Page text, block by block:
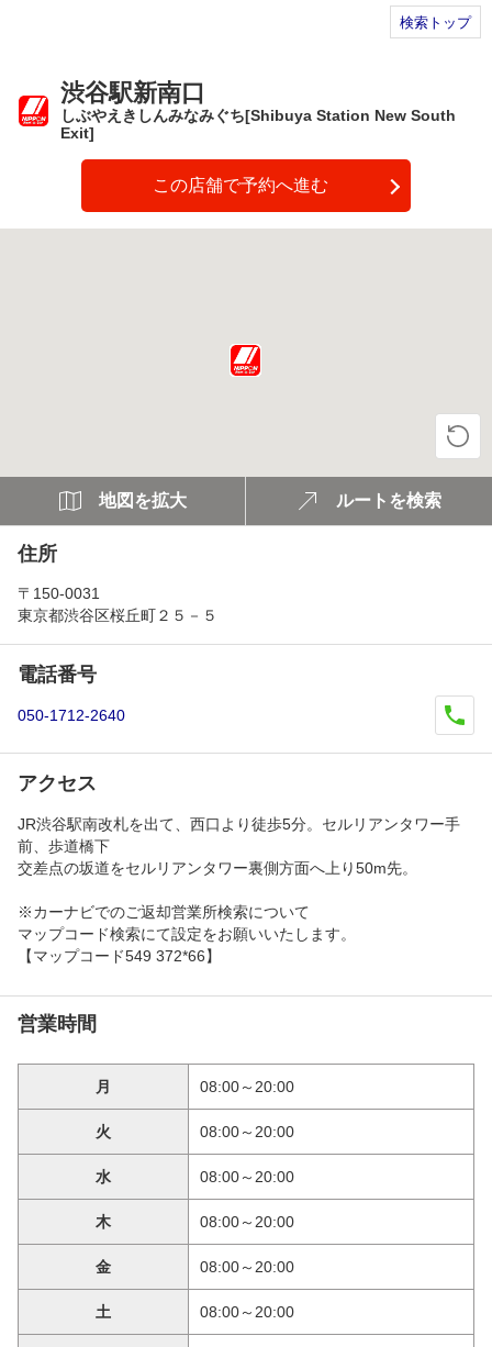
検索トップ
渋谷駅新南口
しぶやえきしんみなみぐち[Shibuya Station New South
Exit]
この店舗で予約へ進む
地図を拡大 ルートを検索
住所
〒150-0031
東京都渋谷区桜丘町２５－５
電話番号
050-1712-2640
アクセス
JR渋谷駅南改札を出て、西口より徒歩5分。セルリアンタワー手
前、歩道橋下
交差点の坂道をセルリアンタワー裏側方面へ上り50m先。
※カーナビでのご返却営業所検索について
マップコード検索にて設定をお願いいたします。
【マップコード549 372*66】
営業時間
月 08:00～20:00
火 08:00～20:00
水 08:00～20:00
木 08:00～20:00
金 08:00～20:00
土 08:00～20:00